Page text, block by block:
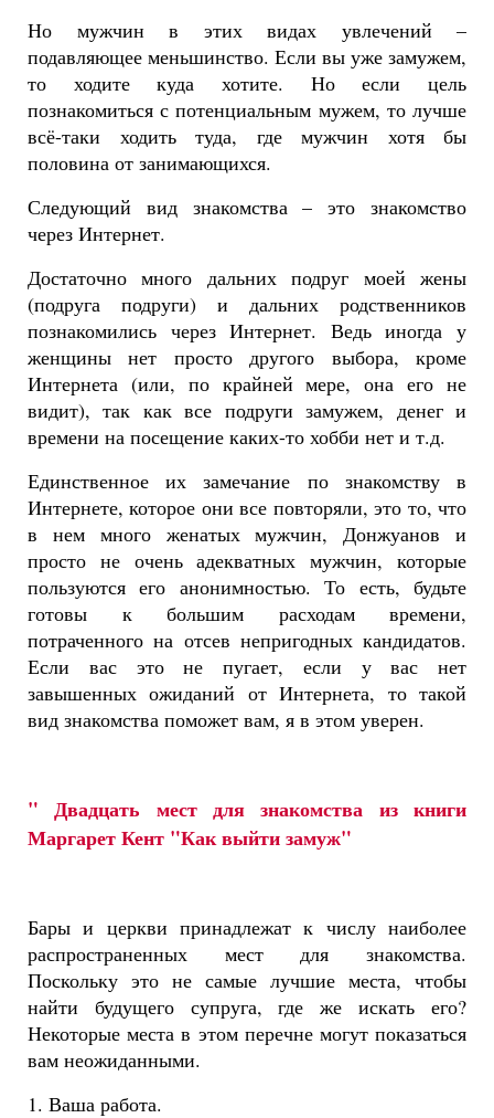
Но мужчин в этих видах увлечений –
подавляющее меньшинство. Если вы уже замужем,
то ходите куда хотите. Но если цель
познакомиться с потенциальным мужем, то лучше
всё-таки ходить туда, где мужчин хотя бы
половина от занимающихся.
Следующий вид знакомства – это знакомство
через Интернет.
Достаточно много дальних подруг моей жены
(подруга подруги) и дальних родственников
познакомились через Интернет. Ведь иногда у
женщины нет просто другого выбора, кроме
Интернета (или, по крайней мере, она его не
видит), так как все подруги замужем, денег и
времени на посещение каких-то хобби нет и т.д.
Единственное их замечание по знакомству в
Интернете, которое они все повторяли, это то, что
в нем много женатых мужчин, Донжуанов и
просто не очень адекватных мужчин, которые
пользуются его анонимностью. То есть, будьте
готовы к большим расходам времени,
потраченного на отсев непригодных кандидатов.
Если вас это не пугает, если у вас нет
завышенных ожиданий от Интернета, то такой
вид знакомства поможет вам, я в этом уверен.
" Двадцать мест для знакомства из книги
Маргарет Кент "Как выйти замуж"
Бары и церкви принадлежат к числу наиболее
распространенных мест для знакомства.
Поскольку это не самые лучшие места, чтобы
найти будущего супруга, где же искать его?
Некоторые места в этом перечне могут показаться
вам неожиданными.
1. Ваша работа.